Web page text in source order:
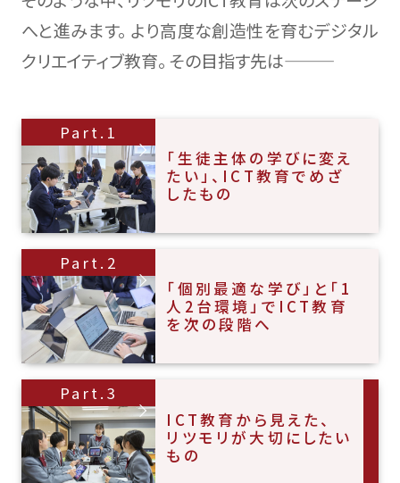
へと進みます。 より高度な創造性を育むデジタル
クリエイティブ教育。 その目指す先は―――
Part.1
「生徒主体の学びに変え
たい」、ICT教育でめざ
したもの
Part.2
「個別最適な学び」と「1
人2台環境」でICT教育
を次の段階へ
Part.3
ICT教育から見えた、
リツモリが大切にしたい
もの